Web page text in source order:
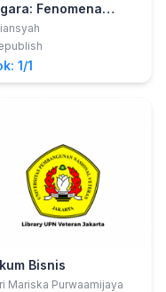
Fenomena
di Ruang Publik
1/1
Bisnis
Mariska Purwaamijaya